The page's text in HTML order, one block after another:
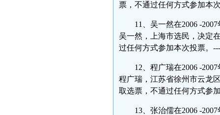
票，不通过任何方式参加本
11、吴一然在2006 -
吴一然，上海市选民，决定
过任何方式参加本次投票。
12、程广瑞在2006 -
程广瑞，江苏省徐州市云龙
取选票，不通过任何方式参
13、张治儒在2006 -